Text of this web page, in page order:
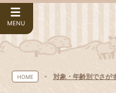
MENU
HOME 対象・年齢別でさが